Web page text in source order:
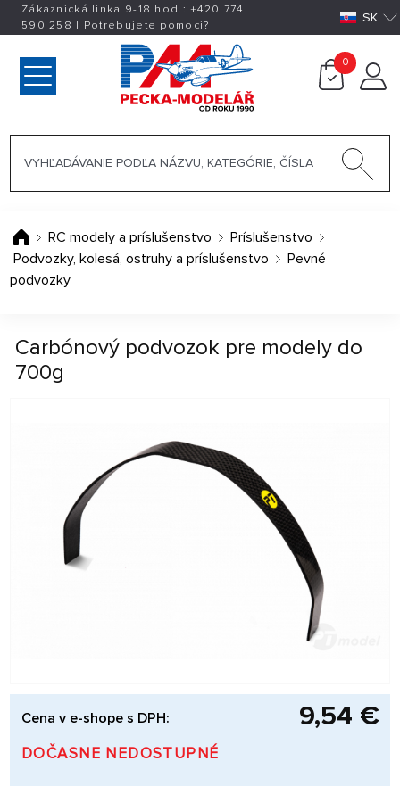
Zákaznická linka 9-18 hod.:+420 774
590 258 | Potrebujete pomoci? SK
0
RC modely a príslušenstvo
Príslušenstvo
Podvozky, kolesá, ostruhy a príslušenstvo
Pevné
podvozky
Carbónový podvozok pre modely do
700g
Cena v e-shope s DPH: 9,54 €
DOČASNE NEDOSTUPNÉ